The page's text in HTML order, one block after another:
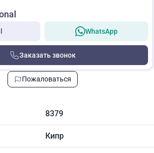
WhatsApp
Заказать звонок
Пожаловаться
8379
Кипр